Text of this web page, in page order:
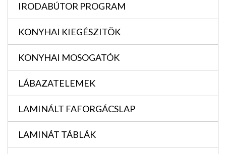
IRODABÚTOR PROGRAM
KONYHAI KIEGÉSZITÖK
KONYHAI MOSOGATÓK
LÁBAZATELEMEK
LAMINÁLT FAFORGÁCSLAP
LAMINÁT TÁBLÁK